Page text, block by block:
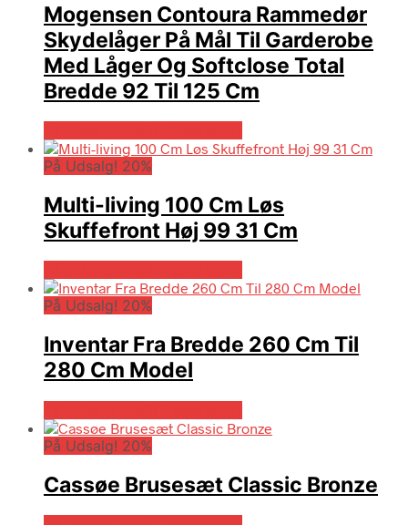
Mogensen Contoura Rammedør
Skydelåger På Mål Til Garderobe
Med Låger Og Softclose Total
Bredde 92 Til 125 Cm
På Udsalg! 20%
Multi-living 100 Cm Løs
Skuffefront Høj 99 31 Cm
På Udsalg! 20%
Inventar Fra Bredde 260 Cm Til
280 Cm Model
På Udsalg! 20%
Cassøe Brusesæt Classic Bronze